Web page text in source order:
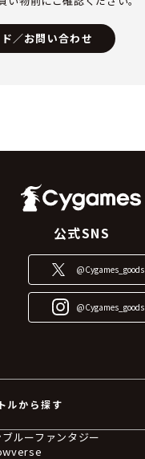
／お問い合わせ
公式SNS
@Cygames_goods
@Cygames_goods
ルから探す
ルーファンタジー